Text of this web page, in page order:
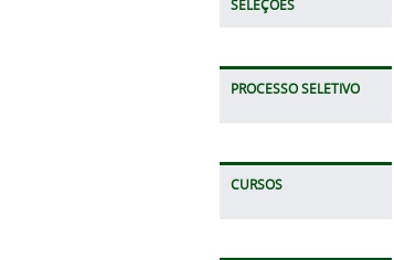
SELEÇÕES
PROCESSO SELETIVO
CURSOS